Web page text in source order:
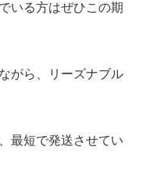
いる方はぜひこの期
がら、リーズナブル
最短で発送させてい